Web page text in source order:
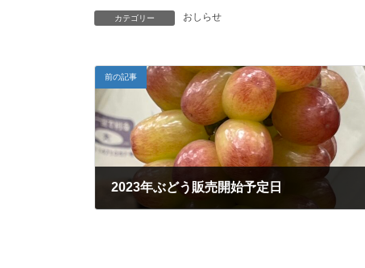
カテゴリー おしらせ
前の記事
2023年ぶどう販売開始予定日